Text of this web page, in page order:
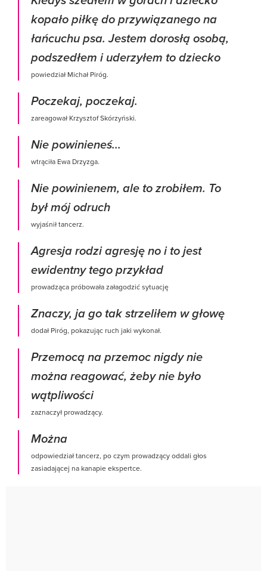
kopało piłkę do przywiązanego na
łańcuchu psa. Jestem dorosłą osobą,
podszedłem i uderzyłem to dziecko
powiedział Michał Piróg.
Poczekaj, poczekaj.
zareagował Krzysztof Skórzyński.
Nie powinieneś...
wtrąciła Ewa Drzyzga.
Nie powinienem, ale to zrobiłem. To
był mój odruch
wyjaśnił tancerz.
Agresja rodzi agresję no i to jest
ewidentny tego przykład
prowadząca próbowała załagodzić sytuację
Znaczy, ja go tak strzeliłem w głowę
dodał Piróg, pokazując ruch jaki wykonał.
Przemocą na przemoc nigdy nie
można reagować, żeby nie było
wątpliwości
zaznaczył prowadzący.
Można
odpowiedział tancerz, po czym prowadzący oddali głos
zasiadającej na kanapie ekspertce.